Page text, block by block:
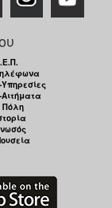
Υπηρεσίες
Αιτήματα
Πόλη